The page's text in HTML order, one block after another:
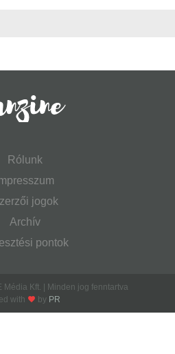
Rólunk
jogok
Archív
pontok
Média Kft. | Minden jog fenntartva
with
by PR